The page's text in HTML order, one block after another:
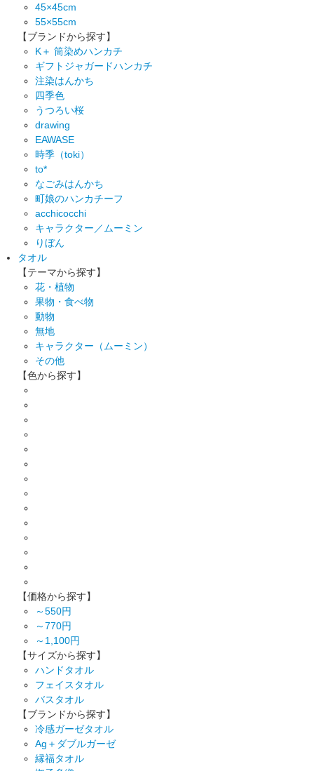
45×45cm
55×55cm
【ブランドから探す】
K＋ 筒染めハンカチ
ギフトジャガードハンカチ
注染はんかち
四季色
うつろい桜
drawing
EAWASE
時季（toki）
to*
なごみはんかち
町娘のハンカチーフ
acchicocchi
キャラクター／ムーミン
りぼん
タオル
【テーマから探す】
花・植物
果物・食べ物
動物
無地
キャラクター（ムーミン）
その他
【色から探す】
【価格から探す】
～550円
～770円
～1,100円
【サイズから探す】
ハンドタオル
フェイスタオル
バスタオル
【ブランドから探す】
冷感ガーゼタオル
Ag＋ダブルガーゼ
縁福タオル